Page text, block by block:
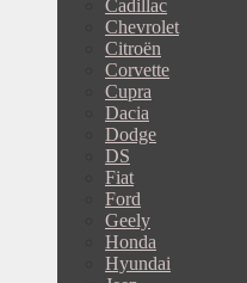
Cadillac
Chevrolet
Citroën
Corvette
Cupra
Dacia
Dodge
DS
Fiat
Ford
Geely
Honda
Hyundai